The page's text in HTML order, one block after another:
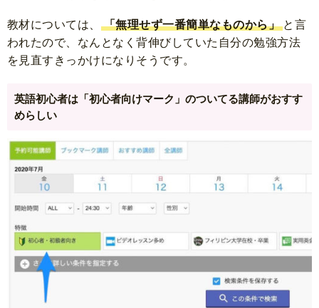
教材については、 「無理せず一番簡単なものから」 と言
われたので、なんとなく背伸びしていた自分の勉強方法
を見直すきっかけになりそうです。
英語初心者は「初心者向けマーク」のついてる講師がおすす
めらしい